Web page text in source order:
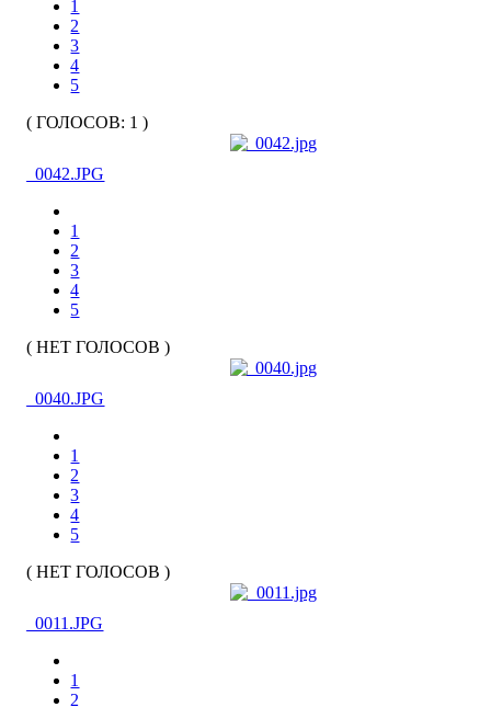
1
2
3
4
5
( ГОЛОСОВ: 1 )
_0042.JPG
1
2
3
4
5
( НЕТ ГОЛОСОВ )
_0040.JPG
1
2
3
4
5
( НЕТ ГОЛОСОВ )
_0011.JPG
1
2